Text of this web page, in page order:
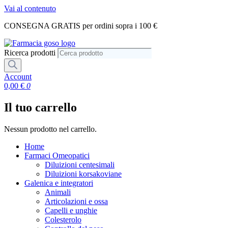
Vai al contenuto
CONSEGNA GRATIS per ordini sopra i 100 €
Ricerca prodotti
Account
0,00 € 0
Il tuo carrello
Nessun prodotto nel carrello.
Home
Farmaci Omeopatici
Diluizioni centesimali
Diluizioni korsakoviane
Galenica e integratori
Animali
Articolazioni e ossa
Capelli e unghie
Colesterolo